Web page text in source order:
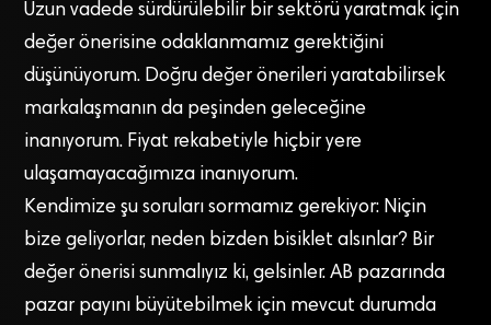
Uzun vadede sürdürülebilir bir sektörü yaratmak için
değer önerisine odaklanmamız gerektiğini
düşünüyorum. Doğru değer önerileri yaratabilirsek
markalaşmanın da peşinden geleceğine
inanıyorum. Fiyat rekabetiyle hiçbir yere
ulaşamayacağımıza inanıyorum.
Kendimize şu soruları sormamız gerekiyor: Niçin
bize geliyorlar, neden bizden bisiklet alsınlar? Bir
değer önerisi sunmalıyız ki, gelsinler. AB pazarında
pazar payını büyütebilmek için mevcut durumda